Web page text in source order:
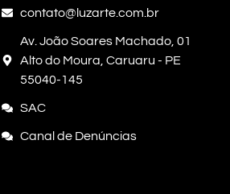
contato@luzarte.com.br
Av. João Soares Machado, 01
Alto do Moura, Caruaru - PE
55040-145
SAC
Canal de Denúncias